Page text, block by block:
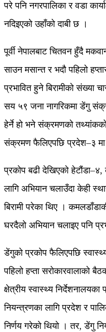
परे पनि नगरपालिका र वडा
नदिइएको उहाँको दाबी छ ।
पूर्वी नेपालबाट चितवन हुँदै
साउन मसान्त र भदौ पहिलो
प्रभावित हुने बिरामीको संख्या
सय ५९ जना नागरिकमा डेंगु
हेर्ने हो भने संक्रमणको
संक्रमण फैलिएपछि प्रदेश–३
प्रकोप बढी देखिएको
लागि अभियान चलाउँदा केही
बिरामी परेका थिए ।
घरदैलो अभियान चलाइए पनि
डेंगुको प्रकोप फैलिएपछि
पहिलो हप्ता सरोकारवालाको
क्षेत्रीय स्वास्थ्य
नियन्त्रणका लागि प्रदेश र
निर्णय गरेको थियो । तर, डेंगु